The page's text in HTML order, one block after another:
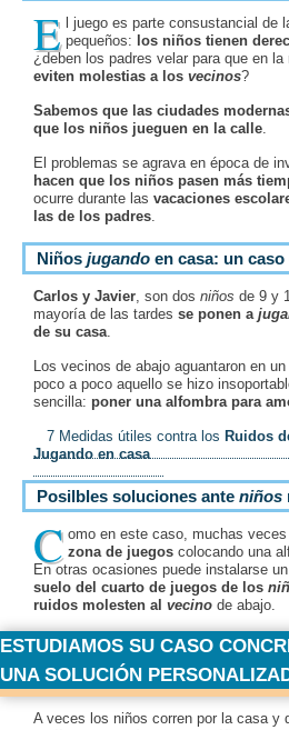
E l juego es parte consustancial de
pequeños: los niños tienen
¿deben los padres velar para que en
eviten molestias a los vecinos?
Sabemos que las ciudades
que los niños jueguen en la calle
El problemas se agrava en época de
hacen que los niños pasen más
ocurre durante las vacaciones
las de los padres
Niños jugando en casa: un
Carlos y Javier , son dos niños de 9 y
mayoría de las tardes se ponen a
de su casa
Los vecinos de abajo aguantaron en
poco a poco aquello se hizo
sencilla: poner una alfombra para
7 Medidas útiles contra los Ruidos
Jugando en casa
Posilbles soluciones ante niños
C omo en este caso, muchas
zona de juegos colocando una
En otras ocasiones puede instalarse un
suelo del cuarto de juegos de los
ruidos molesten al vecino de abajo.
ESTUDIAMOS SU CASO
UNA SOLUCIÓN
A veces los niños corren por la casa y